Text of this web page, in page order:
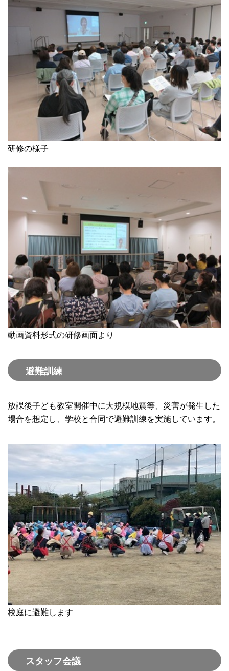
研修の様子
動画資料形式の研修画面より
避難訓練
放課後子ども教室開催中に大規模地震等、災害が発生した
場合を想定し、学校と合同で避難訓練を実施しています。
校庭に避難します
スタッフ会議